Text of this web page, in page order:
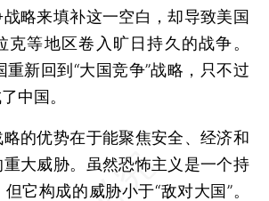
略来填补这一空白，却导致美国
克等地区卷入旷日持久的战争。
重新回到“大国竞争”战略，只不过
中国。
优势在于能聚焦安全、经济和
大威胁。虽然恐怖主义是一个持
它构成的威胁小于“敌对大国”。